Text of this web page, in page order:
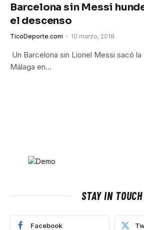
Barcelona sin Messi
el descenso
TicoDeporte.com 10 marzo, 2018
Un Barcelona sin Lionel Messi sacó
Málaga en…
STAY IN TOUCH
Facebook